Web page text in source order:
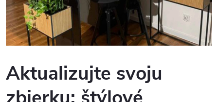
Aktualizujte svoju